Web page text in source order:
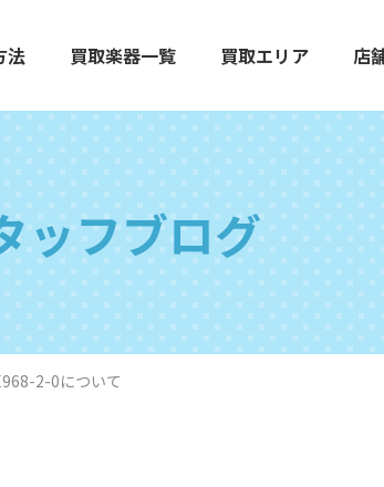
法 買取楽器一覧 買取エリア 店
ッフブログ
2-0について